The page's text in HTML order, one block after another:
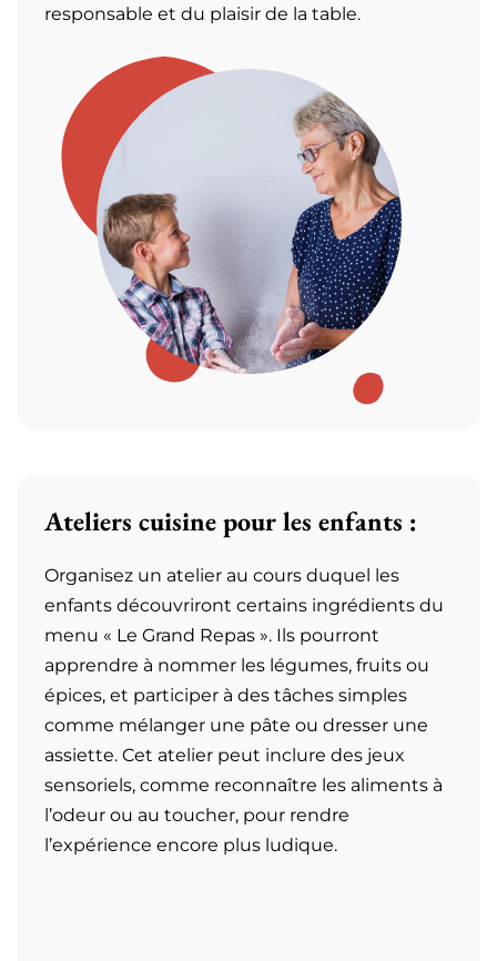
responsable et du plaisir de la table.
Ateliers cuisine pour les enfants :
Organisez un atelier au cours duquel les
enfants découvriront certains ingrédients du
menu « Le Grand Repas ». Ils pourront
apprendre à nommer les légumes, fruits ou
épices, et participer à des tâches simples
comme mélanger une pâte ou dresser une
assiette. Cet atelier peut inclure des jeux
sensoriels, comme reconnaître les aliments à
l’odeur ou au toucher, pour rendre
l’expérience encore plus ludique.